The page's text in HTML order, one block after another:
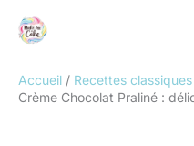
Accueil
Recettes classiques
Crème Chocolat Praliné :